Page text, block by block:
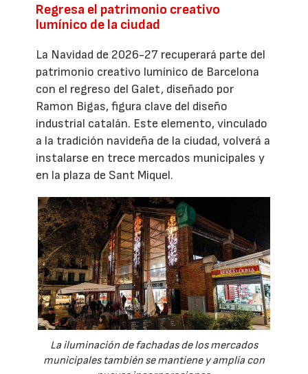
Regresa el patrimonio creativo
lumínico de la ciudad
La Navidad de 2026-27 recuperará parte del
patrimonio creativo lumínico de Barcelona
con el regreso del Galet, diseñado por
Ramon Bigas, figura clave del diseño
industrial catalán. Este elemento, vinculado
a la tradición navideña de la ciudad, volverá a
instalarse en trece mercados municipales y
en la plaza de Sant Miquel.
La iluminación de fachadas de los mercados
municipales también se mantiene y amplía con